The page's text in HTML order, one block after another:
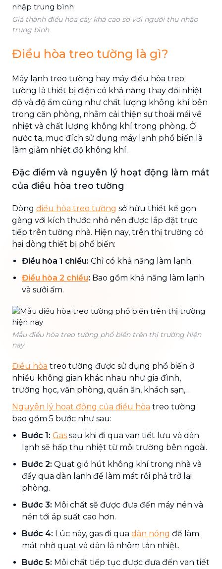
Giá thành điều hòa cây khá cao so với người thu nhập
trung bình
Điều hòa treo tường là gì?
Máy lạnh treo tường hay máy điều hòa treo
tường là thiết bị điện có khả năng thay đổi nhiệt
độ và độ ẩm cũng như chất lượng không khí bên
trong căn phòng, nhằm cải thiện sự thoải mái về
nhiệt và chất lượng không khí trong phòng. Ở
nước ta, mục đích sử dụng máy lạnh phổ biến là
làm giảm nhiệt độ không khí.
Đặc điểm và nguyên lý hoạt động làm mát
của điều hòa treo tường
Dòng điều hòa treo tường sở hữu thiết kế gọn
gàng với kích thước nhỏ nên được lắp đặt trực
tiếp trên tường nhà. Hiện nay, trên thị trường có
hai dòng thiết bị phổ biến:
Điều hòa 1 chiều: Chỉ có khả năng làm lạnh.
Điều hòa 2 chiều: Bao gồm khả năng làm lạnh
và sưởi ấm.
Mẫu điều hòa treo tường phổ biến trên thị trường hiện
nay
Điều hòa treo tường được sử dụng phổ biến ở
nhiều không gian khác nhau như gia đình,
trường học, văn phòng, quán ăn, khách sạn,…
Nguyên lý hoạt động của điều hòa treo tường
bao gồm 5 bước như sau:
Bước 1: Gas sau khi đi qua van tiết lưu và dàn
lạnh sẽ hấp thụ nhiệt từ môi trường bên ngoài.
Bước 2: Quạt gió hút không khí trong nhà và
đẩy qua dàn lạnh để làm mát rồi phả trở lại
phòng.
Bước 3: Môi chất sẽ được đưa đến máy nén và
nén tới áp suất cao hơn.
Bước 4: Lúc này, gas đi qua dàn nóng để làm
mát nhờ quạt và dàn lá nhôm tản nhiệt.
Bước 5: Môi chất tiếp tục được đưa đến van tiết